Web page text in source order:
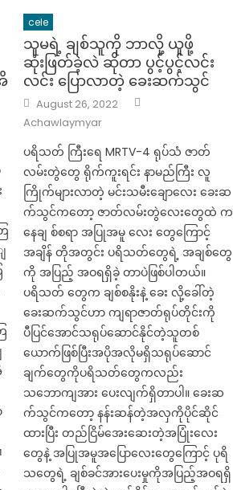
cele
သူမရဲ့ ချစ်သူကို ဘာလို့ ယူဖို့
ဆုံးဖြတ်ခဲ့လဲ ဆိုတာ ပွင့်ပွင့်လင်း
လင်း ပြောလာတဲ့ ခေးဆက်သွင်
Posted
on
August 26, 2022
Achawlaymyar
ပရိသတ် ကြီးရေ MRTV-4 ရုပ်သံ ဇာတ်
လမ်းတွဲတွေ ရိုက်ကူးရင်း နာမည်ကြီး လူ
ကြိုက်များလာတဲ့ မင်းသမီးချောလေး ခေးဆ
က်သွင်ကတော့ ဇာတ်လမ်းတွဲလေးတွေထဲ က
နေချ စ်စရာ အပြုအမူ လေး တွေကြောင့်
အချိန် တိုအတွင်း ပရိသတ်တွေရဲ့ အချစ်တွေ
ကို အပြည့် အဝရရှိခဲ့ တာပဲဖြစ်ပါတယ်။
ပရိသတ် တွေက ချစ်စနိုးနဲ့ ခေး လို့ခေါ်တဲ့
ခေးဆက်သွင်ဟာ ကျရာဇာတ်ရုပ်တိုင်းကို
ပီပြင်အောင်သရုပ်ဆောင်နိုင်တဲ့သူတစ်
ယောက်ဖြစ်ပြီးအပိုအလိုမရှိသရုပ်ဆောင်
ချက်တွေကိုပရိသတ်တွေကလည်း
သဘောကျအား ပေးလျက်ရှိတာပါ။ ခေးဆ
က်သွင်ကတော့ နန်းဆန်တဲ့အလှကိုပိုင်ဆိုင်
ထားပြီး တည်ငြိမ်အေးဆေးတဲ့အပြုံးလေး
တွေနဲ့ အပြုအမူအပြောလေးတွေကြောင့် ပုရိ
သတွေရဲ့ ချစ်ခင်အားပေးမှုကိုအပြည့်အဝရရှိ